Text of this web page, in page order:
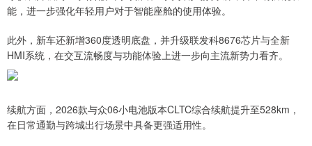
能，进一步强化年轻用户对于智能座舱的使用体验。
此外，新车还新增360度透明底盘，并升级联发科8676芯片与全新
HMI系统，在交互流畅度与功能体验上进一步向主流新势力看齐。
续航方面，2026款与众06小电池版本CLTC综合续航提升至528km，
在日常通勤与跨城出行场景中具备更强适用性。